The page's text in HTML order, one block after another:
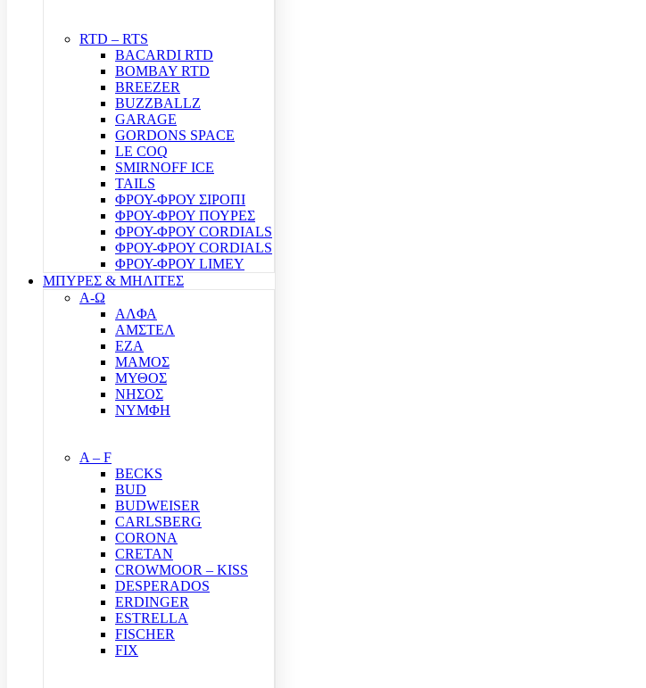
RTD – RTS
BACARDI RTD
BOMBAY RTD
BREEZER
BUZZBALLZ
GARAGE
GORDONS SPACE
LE COQ
SMIRNOFF ICE
TAILS
ΦΡΟΥ-ΦΡΟΥ ΣΙΡΟΠΙ
ΦΡΟΥ-ΦΡΟΥ ΠΟΥΡΕΣ
ΦΡΟΥ-ΦΡΟΥ CORDIALS
ΦΡΟΥ-ΦΡΟΥ CORDIALS
ΦΡΟΥ-ΦΡΟΥ LIMEY
ΜΠΥΡΕΣ & ΜΗΛΙΤΕΣ
Α-Ω
ΑΛΦΑ
ΑΜΣΤΕΛ
ΕΖΑ
ΜΑΜΟΣ
ΜΥΘΟΣ
ΝΗΣΟΣ
ΝΥΜΦΗ
A – F
BECKS
BUD
BUDWEISER
CARLSBERG
CORONA
CRETAN
CROWMOOR – KISS
DESPERADOS
ERDINGER
ESTRELLA
FISCHER
FIX